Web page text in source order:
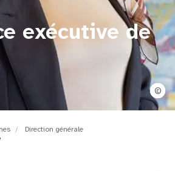
exécutive de
©
Direction générale